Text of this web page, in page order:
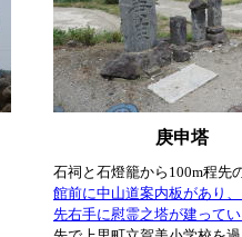
庚申塔
石祠と石燈籠から100m程先
館前に中山道案内板があり
先右手に慰霊之塔が建って